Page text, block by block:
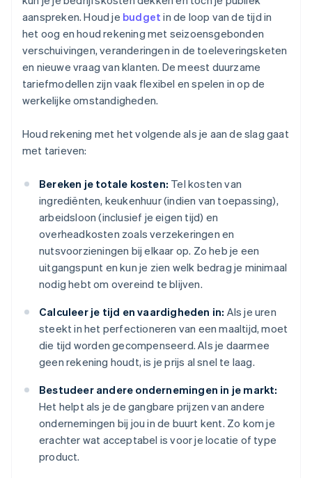
aanspreken. Houd je budget in de loop van de tijd in
het oog en houd rekening met seizoensgebonden
verschuivingen, veranderingen in de toeleveringsketen
en nieuwe vraag van klanten. De meest duurzame
tariefmodellen zijn vaak flexibel en spelen in op de
werkelijke omstandigheden.
Houd rekening met het volgende als je aan de slag gaat
met tarieven:
Bereken je totale kosten: Tel kosten van
ingrediënten, keukenhuur (indien van toepassing),
arbeidsloon (inclusief je eigen tijd) en
overheadkosten zoals verzekeringen en
nutsvoorzieningen bij elkaar op. Zo heb je een
uitgangspunt en kun je zien welk bedrag je minimaal
nodig hebt om overeind te blijven.
Calculeer je tijd en vaardigheden in: Als je uren
steekt in het perfectioneren van een maaltijd, moet
die tijd worden gecompenseerd. Als je daarmee
geen rekening houdt, is je prijs al snel te laag.
Bestudeer andere ondernemingen in je markt:
Het helpt als je de gangbare prijzen van andere
ondernemingen bij jou in de buurt kent. Zo kom je
erachter wat acceptabel is voor je locatie of type
product.